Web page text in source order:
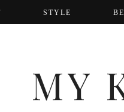
STYLE
MY